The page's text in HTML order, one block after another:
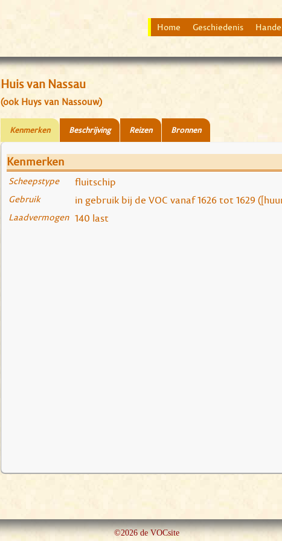
Home Geschiedenis
Huis van Nassau
(ook Huys van Nassouw)
Kenmerken Beschrijving Reizen Bronnen
Kenmerken
Scheepstype fluitschip
Gebruik in gebruik bij de VOC vanaf 1626 tot 1629
Laadvermogen 140 last
©2026 de VOCsite